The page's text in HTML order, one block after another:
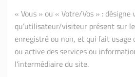
« Vous » ou « Votre/Vos » :
qu’utilisateur/visiteur présent sur
enregistré ou non, et qui fait usage
ou active des services ou
l'intermédiaire du site.